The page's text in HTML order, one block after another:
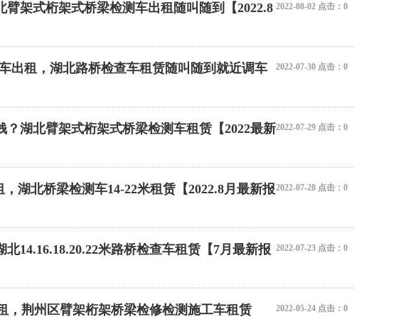
2022-08-02 点击：0
架式桁架式桥梁检测车出租随叫随到【2022.8
2022-07-30 点击：0
出租，湖北路桥检查车租赁随叫随到就近调车
2022-07-29 点击：0
湖北臂架式桁架式桥梁检测车租赁【2022最新
2022-07-28 点击：0
湖北桥梁检测车14-22米租赁【2022.8月最新报
2022-07-23 点击：0
14.16.18.20.22米路桥检查车租赁【7月最新报
2022-05-24 点击：0
，荆州区臂架桁架桥梁检修检测施工车租赁